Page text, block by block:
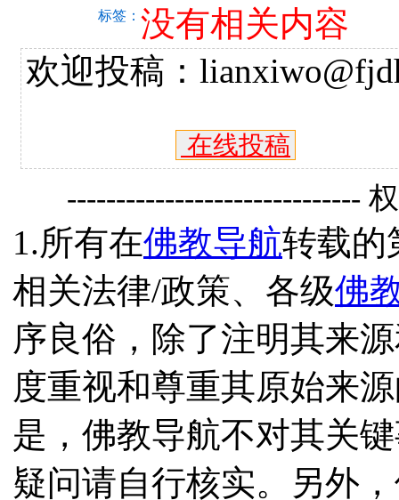
标签： 没有相关内容
欢迎投稿：
在线投稿
------------------------------
1.所有在佛教导航转载的
相关法律/政策、各级佛
序良俗，除了注明其来
度重视和尊重其原始来
是，佛教导航不对其关
疑问请自行核实。另外